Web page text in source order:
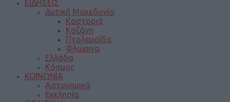
ΕΙΔΗΣΕΙΣ
Δυτική Μακεδονία
Καστοριά
Κοζάνη
Πτολεμαΐδα
Φλώρινα
Ελλάδα
Κόσμος
ΚΟΙΝΩΝΙΑ
Αστυνομικά
Εκκλησία